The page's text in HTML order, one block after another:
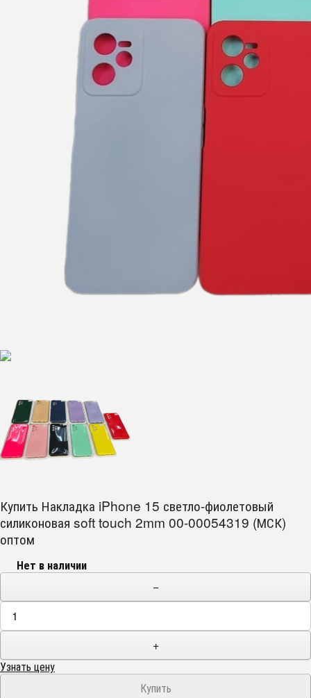
Купить Накладка iPhone 15 светло-фиолетовый
силиконовая soft touch 2mm 00-00054319 (МСК)
оптом
Нет в наличии
−
+
Узнать цену